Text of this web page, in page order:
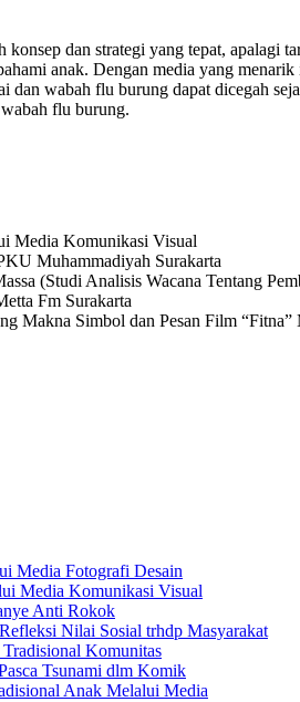
dan strategi yang tepat,
anak. Dengan media yang
wabah flu burung dapat dicegah
flu burung.
Media Komunikasi Visual
Muhammadiyah Surakarta
(Studi Analisis Wacana Tentang
Fm Surakarta
Makna Simbol dan Pesan Film
Media Fotografi Desain
Media Komunikasi Visual
Anti Rokok
Nilai Sosial trhdp Masyarakat
Komunitas
Tsunami dlm Komik
Anak Melalui Media